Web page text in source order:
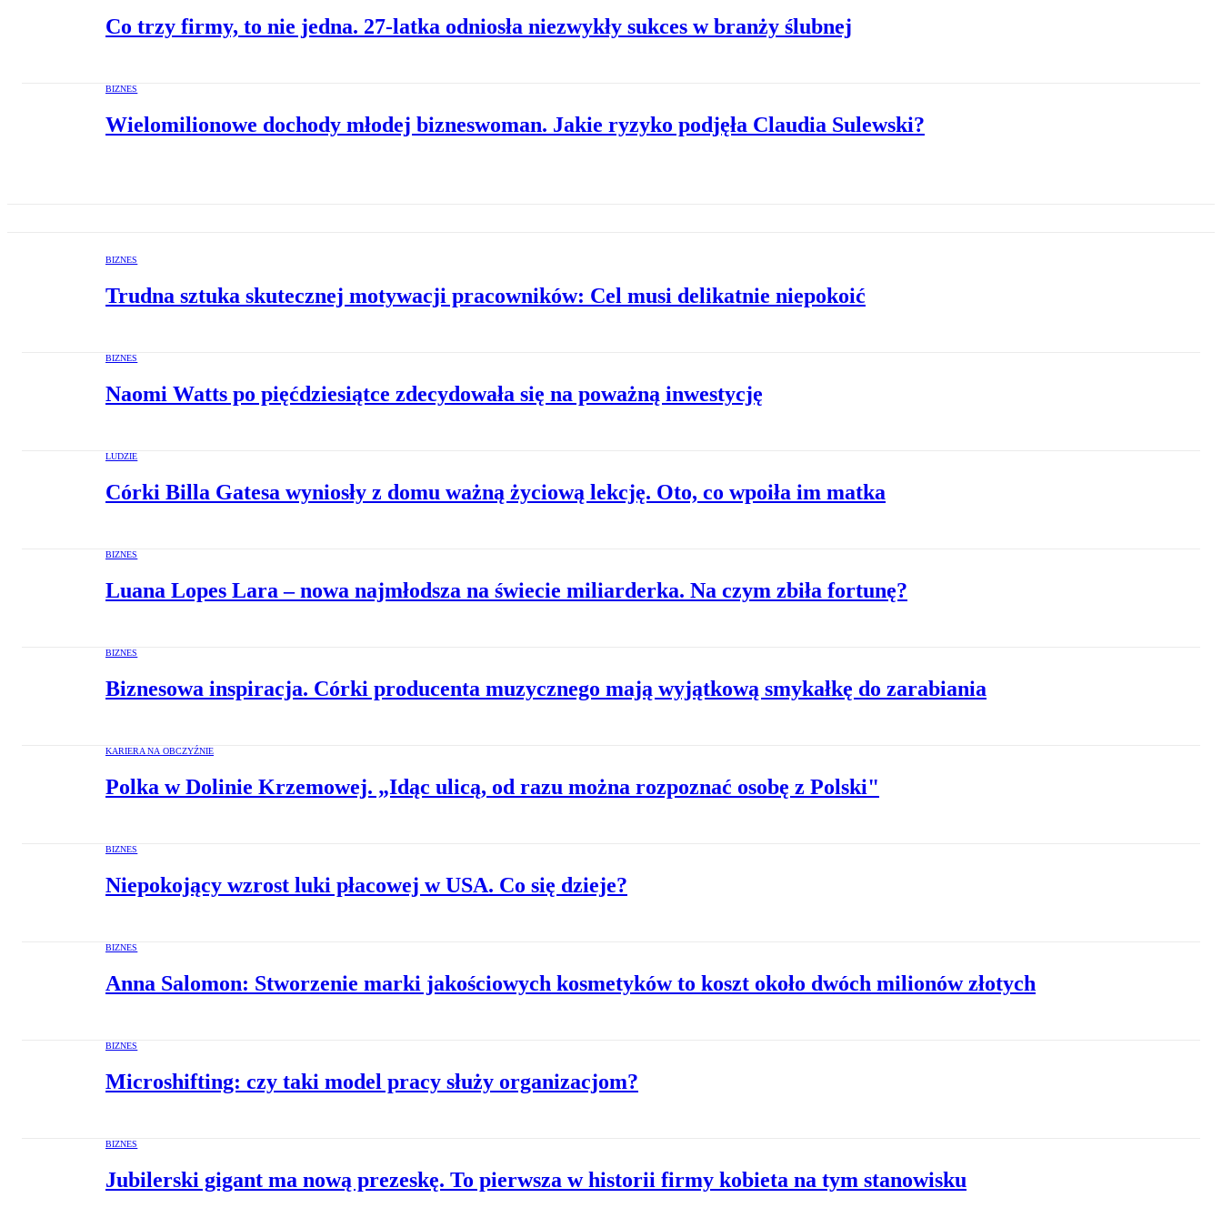
Co trzy firmy, to nie jedna. 27-latka odniosła niezwykły sukces w branży ślubnej
BIZNES
Wielomilionowe dochody młodej bizneswoman. Jakie ryzyko podjęła Claudia Sulewski?
BIZNES
Trudna sztuka skutecznej motywacji pracowników: Cel musi delikatnie niepokoić
BIZNES
Naomi Watts po pięćdziesiątce zdecydowała się na poważną inwestycję
LUDZIE
Córki Billa Gatesa wyniosły z domu ważną życiową lekcję. Oto, co wpoiła im matka
BIZNES
Luana Lopes Lara – nowa najmłodsza na świecie miliarderka. Na czym zbiła fortunę?
BIZNES
Biznesowa inspiracja. Córki producenta muzycznego mają wyjątkową smykałkę do zarabiania
KARIERA NA OBCZYŹNIE
Polka w Dolinie Krzemowej. „Idąc ulicą, od razu można rozpoznać osobę z Polski"
BIZNES
Niepokojący wzrost luki płacowej w USA. Co się dzieje?
BIZNES
Anna Salomon: Stworzenie marki jakościowych kosmetyków to koszt około dwóch milionów złotych
BIZNES
Microshifting: czy taki model pracy służy organizacjom?
BIZNES
Jubilerski gigant ma nową prezeskę. To pierwsza w historii firmy kobieta na tym stanowisku